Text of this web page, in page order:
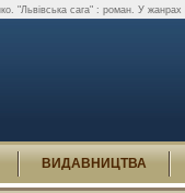
"Львівська сага" : роман. У жанрах
ВИДАВНИЦТВА